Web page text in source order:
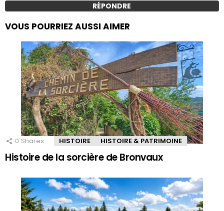
RÉPONDRE
VOUS POURRIEZ AUSSI AIMER
0 Shares HISTOIRE HISTOIRE & PATRIMOINE
Histoire de la sorcière de Bronvaux